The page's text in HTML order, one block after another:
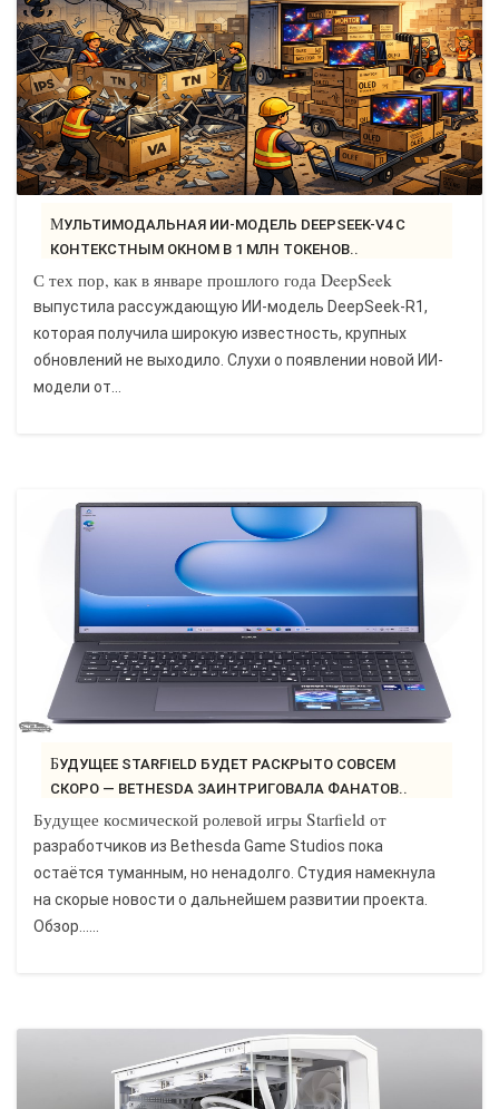
МУЛЬТИМОДАЛЬНАЯ ИИ-МОДЕЛЬ DEEPSEEK-V4 С
КОНТЕКСТНЫМ ОКНОМ В 1 МЛН ТОКЕНОВ..
С тех пор, как в январе прошлого года DeepSeek
выпустила рассуждающую ИИ-модель DeepSeek-R1,
которая получила широкую известность, крупных
обновлений не выходило. Слухи о появлении новой ИИ-
модели от...
БУДУЩЕЕ STARFIELD БУДЕТ РАСКРЫТО СОВСЕМ
СКОРО — BETHESDA ЗАИНТРИГОВАЛА ФАНАТОВ..
Будущее космической ролевой игры Starfield от
разработчиков из Bethesda Game Studios пока
остаётся туманным, но ненадолго. Студия намекнула
на скорые новости о дальнейшем развитии проекта.
Обзор......